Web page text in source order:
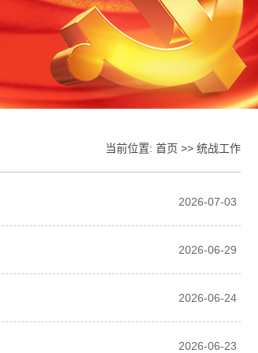
当前位置: 首页 >> 统战工作
2026-07-03
2026-06-29
2026-06-24
2026-06-23